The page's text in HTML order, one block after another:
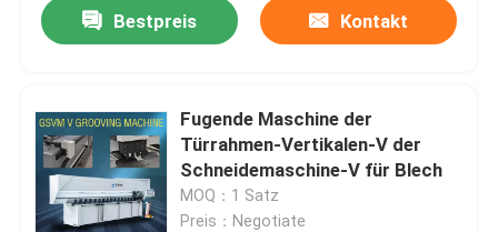
Produkte
Videos
Bestpreis Kontakt
Fugende Maschine der
Türrahmen-Vertikalen-V der
Schneidemaschine-V für Blech
MOQ：1 Satz
Preis：Negotiate